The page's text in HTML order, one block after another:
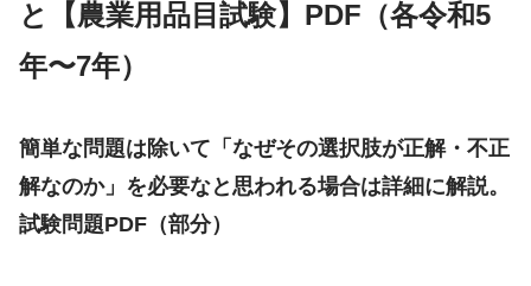
と【農業用品目試験】PDF（各令和5
年〜7年）
簡単な問題は除いて「なぜその選択肢が正解・不正
解なのか」を必要なと思われる場合は詳細に解説。
試験問題PDF（部分）